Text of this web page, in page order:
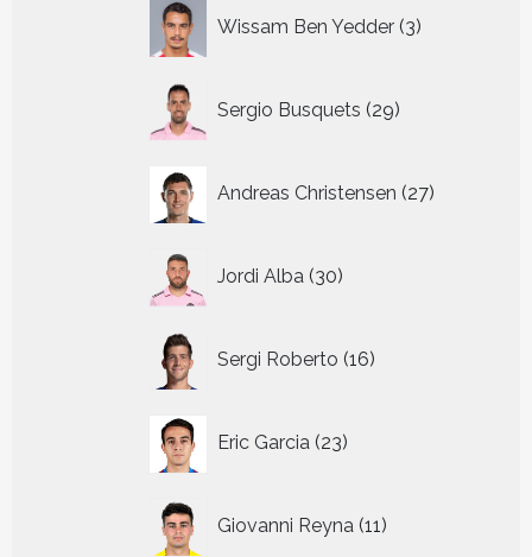
Wissam Ben Yedder 3
producten
Sergio Busquets 29
producten
Andreas Christensen 27
producten
Jordi Alba 30
producten
Sergi Roberto 16
producten
Eric Garcia 23
producten
Giovanni Reyna 11
producten